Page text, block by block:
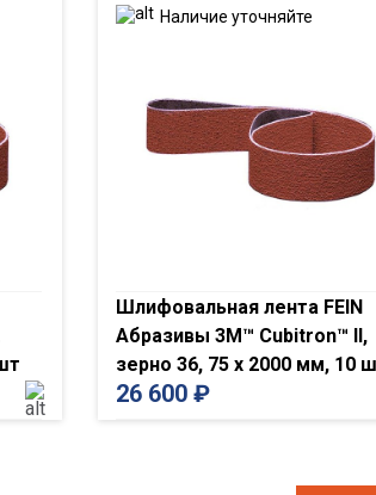
Наличие уточняйте
Шлифовальная лента FEIN
Абразивы 3M™ Cubitron™ II,
зерно 36, 75 x 2000 мм, 10
26 600 ₽